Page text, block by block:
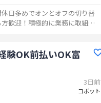
日多めでオンとオフの切り替
歓迎！積極的に業務に取組ん
験OK前払いOK富
3日前
コボット